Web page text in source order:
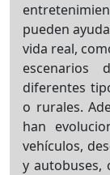
pueden
vida real,
escenarios
diferentes
o rurales.
han
vehículos,
y autobuses,